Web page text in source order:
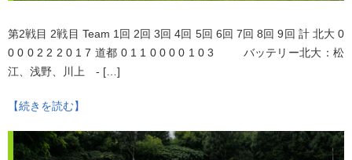
第2戦目 2戦目 Team 1回 2回 3回 4回 5回 6回 7回 8回 9回 計 北大 0
0 0 0 2 2 2 0 1 7 道都 0 1 1 0 0 0 0 1 0 3 バッテリー北大：松
江、浅野、川上 - […]
【続きを読む】